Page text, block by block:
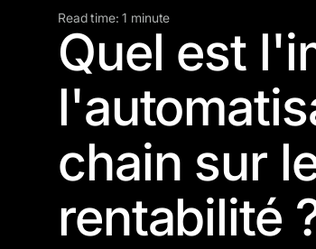
Read time: 1 minute
Quel est
chain sur
rentabilité